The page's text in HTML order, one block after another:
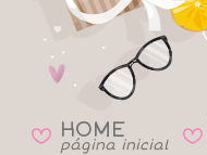
B HOME
página inicial B